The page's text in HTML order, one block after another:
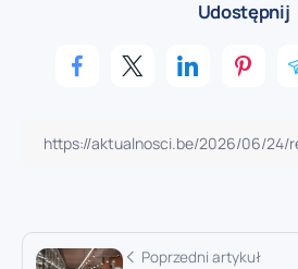
Udostępnij
Poprzedni artykuł